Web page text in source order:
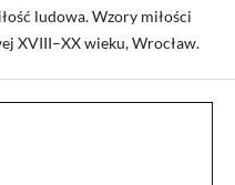
ludowa. Wzory miłości
XVIII–XX wieku, Wrocław.